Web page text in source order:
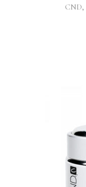
CND,